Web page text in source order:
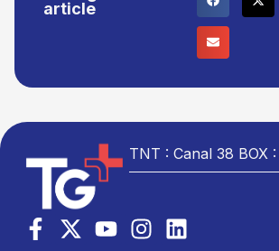
article
TNT : Canal 38 BOX